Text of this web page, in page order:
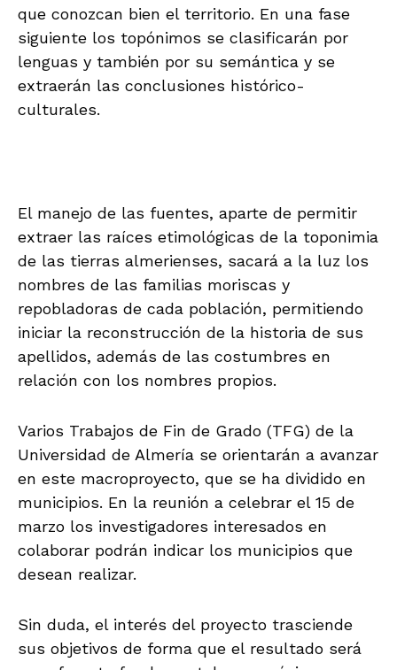
que conozcan bien el territorio. En una fase
siguiente los topónimos se clasificarán por
lenguas y también por su semántica y se
extraerán las conclusiones histórico-
culturales.
El manejo de las fuentes, aparte de permitir
extraer las raíces etimológicas de la toponimia
de las tierras almerienses, sacará a la luz los
nombres de las familias moriscas y
repobladoras de cada población, permitiendo
iniciar la reconstrucción de la historia de sus
apellidos, además de las costumbres en
relación con los nombres propios.
Varios Trabajos de Fin de Grado (TFG) de la
Universidad de Almería se orientarán a avanzar
en este macroproyecto, que se ha dividido en
municipios. En la reunión a celebrar el 15 de
marzo los investigadores interesados en
colaborar podrán indicar los municipios que
desean realizar.
Sin duda, el interés del proyecto trasciende
sus objetivos de forma que el resultado será